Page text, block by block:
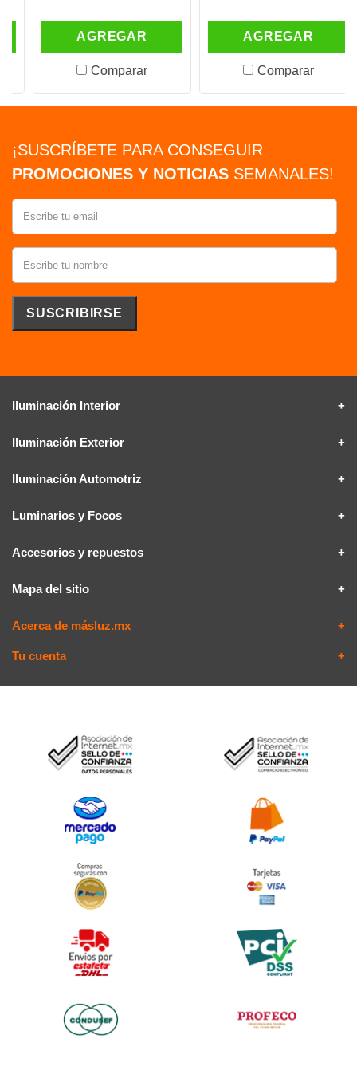
AGREGAR
Comparar
AGREGAR
Comparar
¡SUSCRÍBETE PARA CONSEGUIR
PROMOCIONES Y NOTICIAS SEMANALES!
Iluminación Interior
Iluminación Exterior
Iluminación Automotriz
Luminarios y Focos
Accesorios y repuestos
Mapa del sitio
Acerca de másluz.mx
Tu cuenta